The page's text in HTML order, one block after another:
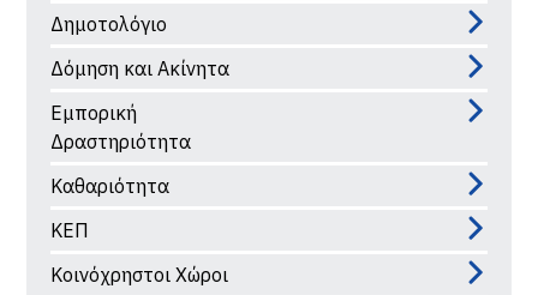
Δημοτολόγιο
Δόμηση και Ακίνητα
Εμπορική
Δραστηριότητα
Καθαριότητα
ΚΕΠ
Κοινόχρηστοι Χώροι